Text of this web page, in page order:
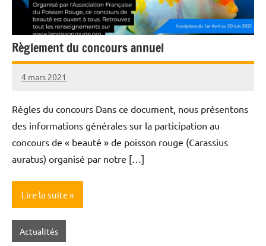
Règlement du concours annuel
4 mars 2021
Annie
Règles du concours Dans ce document, nous présentons
des informations générales sur la participation au
concours de « beauté » de poisson rouge (Carassius
auratus) organisé par notre […]
Lire la suite
Actualités